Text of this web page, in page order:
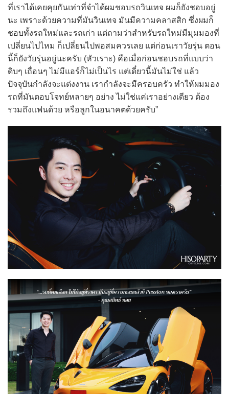
ที่เราได้เคยคุยกันเท่าที่จำได้ผมชอบรถวินเทจ ผมก็ยังชอบอยู่
นะ เพราะด้วยความที่มันวินเทจ มันมีความคลาสสิก ซึ่งผมก็
ชอบทั้งรถใหม่และรถเก่า แต่ถามว่าสำหรับรถใหม่มีมุมมองที่
เปลี่ยนไปไหม ก็เปลี่ยนไปพอสมควรเลย แต่ก่อนเราวัยรุ่น ตอน
นี้ก็ยังวัยรุ่นอยู่นะครับ (หัวเราะ) คือเมื่อก่อนชอบรถที่แบบว่า
ดิบๆ เถื่อนๆ ไม่มีแอร์ก็ไม่เป็นไร แต่เดี๋ยวนี้มันไม่ใช่ แล้ว
ปัจจุบันกำลังจะแต่งงาน เรากำลังจะมีครอบครัว ทำให้ผมมอง
รถที่มันตอบโจทย์หลายๆ อย่าง ไม่ใช่แค่เราอย่างเดียว ต้อง
รวมถึงแฟนด้วย หรือลูกในอนาคตด้วยครับ”